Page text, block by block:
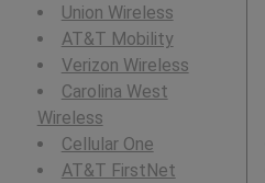
Union Wireless
AT&T Mobility
Verizon Wireless
Carolina West
Wireless
Cellular One
AT&T FirstNet